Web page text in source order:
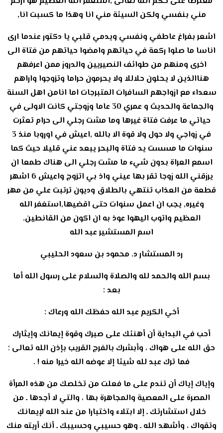
مني بنفسي ولكن السيئة مني انا وهذا ما كسبت انا,
اشعر بفراغ عاطفي ونفسي ويدمي قلبي يا دكتور عندما ارى
اناسا ما صلوا ركعة في حياتهم وامضوا حياتهم من فتاة الى
اخرى ومنهم من طوائف النصيريين والدروز ممن اعرفهم
هناالذين لا يحلون حلاللا ولا يحرمون حراما وتزوجوا واراهم
سعداء مع ازواجهم السافرات المتبرجات اما انامن اهل السنة
والجماعة والحديث و عمري 30 عاما وزوجتي كانت الاولى في
حياتي ما عرفت فتاة غيرها وما مشت رجلي الى حرام تعثرت
في زواجي ولا حول ولا قوة الا بالله ,اعيش في اوروبا منذ 3
سنوات ما مسست يد فتاة والبحر يبعد عني قليلا حيث كما
اسمع العراة بدون شيء ما مشت رجلي الى هناك طمعا ان
يرزقني الله زوجا تقر بها عيني واذ بي اتزوج واعيش 6 اشهر
قطعة من العذاب تنتهي بالطلاق وديون ترتبت علي من مهر
وغيره, يجب ان اعمل سنوات حتى اقضيها,استغفر الله
العظيم واتوب اليهوا عوذ به ان اكون من القانطين.
اسم المستشير عبد الله
رد المستشار د. محمود بن سعود الحليبي
بسم الله والحمد لله والصلاة والسلام على رسول الله أما
بعد :
أخي الكريم عبد الله حفظك الله ورعاك :
أحب في البداية أن أهنئك على صبرك وقوة إيمانك وإيثارك
حق الله على هواك ، وأبشرك بالفرج القريب بإذن الله تعالى ؛
فما ترك عبد لله شيئا إلا عوضه الله خيرا منه ! .
وإياك إياك أن تندم على ما فعلت من تخلصك من هذه المرأة
المصرة على المعصية والمجاهرة بها ، والتي لا أجدها ـ من
خلال استشارتك ـ إلا ابتلاء واختبارا من عند الله لإيمانك
وتقواك ، وأشهد الله ـ وهو حسيبي وحسيبك ـ أنك أريته منك